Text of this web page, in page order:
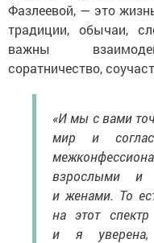
Фазлеевой, — это
традиции, обычаи,
важны
соратничество,
«И мы с вами
мир и
взрослыми и
и женами. То
на этот
и я уверена,